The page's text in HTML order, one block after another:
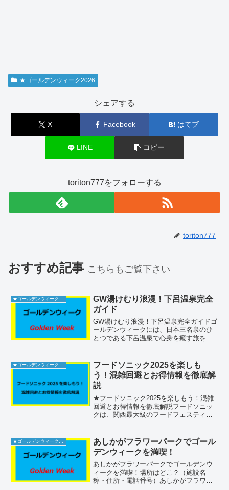
★ゴールデンウィーク2026
シェアする
X Facebook はてブ
LINE コピー
toriton777をフォローする
toriton777
おすすめ記事 こちらもご覧下さい
★ゴールデンウィーク2026
GW湯けむり浪漫！下呂温泉完全
ガイド
GW湯けむり浪漫！下呂温泉完全ガイドゴ
ールデンウィークには、日本三名泉のひ
とつである下呂温泉で心身を癒す旅を楽
で、温泉と周辺の街を思う存分堪能する
ためのアドバイスをお伝え...
★ゴールデンウィーク2026
フードソニック2025を楽しも
う！混雑回避とお得情報を徹底解
説
★フードソニック2025を楽しもう！混雑
回避とお得情報を徹底解説フードソニッ
クは、関西最大級のフードフェスティバ
いますが、事前の準備を行えば快適に楽
しむことができます。...
あしかがフラワーパークでゴール
デンウィークを満喫！
あしかがフラワーパークでゴールデンウ
ィークを満喫！場所はどこ？（施設名
称・住所・電話番号）あしかがフラワー